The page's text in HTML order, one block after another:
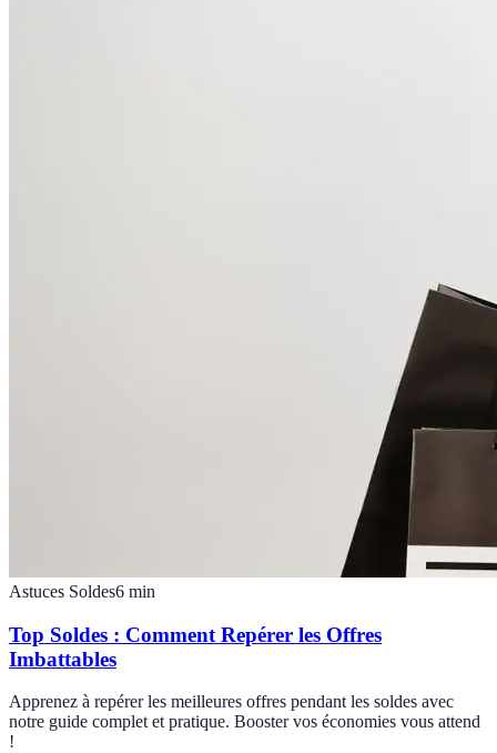
Astuces Soldes6 min
Top Soldes : Comment Repérer les Offres
Imbattables
Apprenez à repérer les meilleures offres pendant les soldes avec
notre guide complet et pratique. Booster vos économies vous attend
!